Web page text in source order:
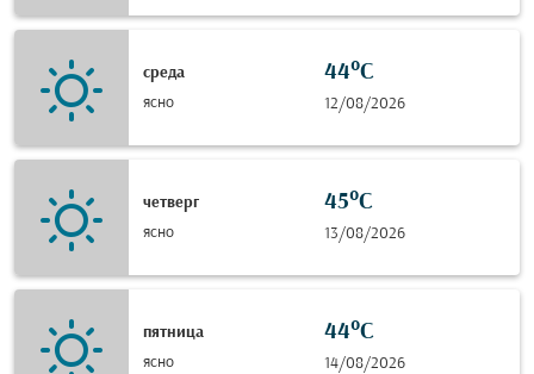
среда
ясно
44°C
12/08/2026
четверг
ясно
45°C
13/08/2026
пятница
ясно
44°C
14/08/2026